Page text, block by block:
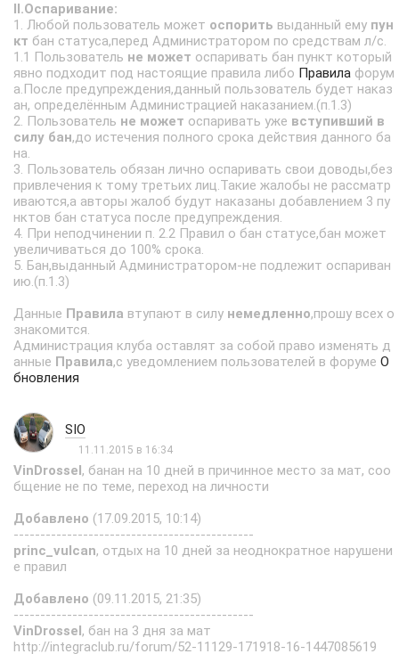
II.Оспаривание:
1. Любой пользователь может оспорить выданный ему пун
кт бан статуса,перед Администратором по средствам л/с.
1.1 Пользователь не может оспаривать бан пункт который
явно подходит под настоящие правила либо Правила форум
а.После предупреждения,данный пользователь будет наказ
ан, определённым Администрацией наказанием.(п.1.3)
2. Пользователь не может оспаривать уже вступивший в
силу бан,до истечения полного срока действия данного ба
на.
3. Пользователь обязан лично оспаривать свои доводы,без
привлечения к тому третьих лиц.Такие жалобы не рассматр
иваются,а авторы жалоб будут наказаны добавлением 3 пу
нктов бан статуса после предупреждения.
4. При неподчинении п. 2.2 Правил о бан статусе,бан может
увеличиваться до 100% срока.
5. Бан,выданный Администратором-не подлежит оспариван
ию.(п.1.3)
Данные Правила втупают в силу немедленно,прошу всех о
знакомится.
Администрация клуба оставлят за собой право изменять д
анные Правила,с уведомлением пользователей в форуме О
бновления
SIO
11.11.2015 в 16:34
VinDrossel, банан на 10 дней в причинное место за мат, соо
бщение не по теме, переход на личности
Добавлено (17.09.2015, 10:14)
---------------------------------------------
princ_vulcan, отдых на 10 дней за неоднократное нарушени
е правил
Добавлено (09.11.2015, 21:35)
---------------------------------------------
VinDrossel, бан на 3 дня за мат
http://integraclub.ru/forum/52-11129-171918-16-1447085619